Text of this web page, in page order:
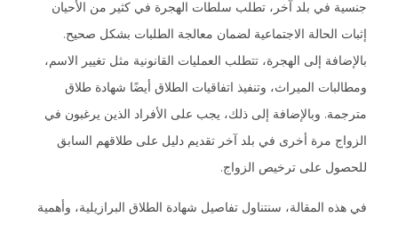
جنسية في بلد آخر، تطلب سلطات الهجرة في كثير من الأحيان
إثبات الحالة الاجتماعية لضمان معالجة الطلبات بشكل صحيح.
بالإضافة إلى الهجرة، تتطلب العمليات القانونية مثل تغيير الاسم،
ومطالبات الميراث، وتنفيذ اتفاقيات الطلاق أيضًا شهادة طلاق
مترجمة. وبالإضافة إلى ذلك، يجب على الأفراد الذين يرغبون في
الزواج مرة أخرى في بلد آخر تقديم دليل على طلاقهم السابق
للحصول على ترخيص الزواج.
في هذه المقالة، سنتناول تفاصيل شهادة الطلاق البرازيلية، وأهمية